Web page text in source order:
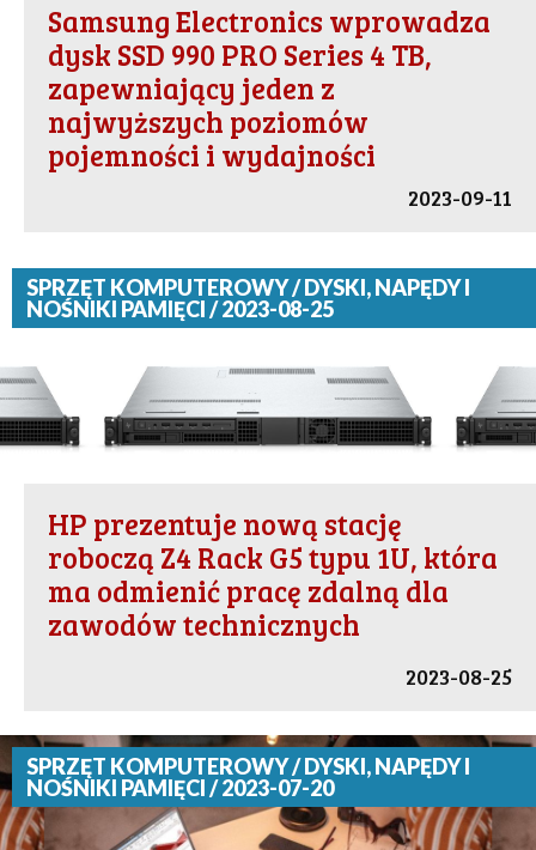
Samsung Electronics wprowadza
dysk SSD 990 PRO Series 4 TB,
zapewniający jeden z
najwyższych poziomów
pojemności i wydajności
2023-09-11
SPRZĘT KOMPUTEROWY / DYSKI, NAPĘDY I
NOŚNIKI PAMIĘCI / 2023-08-25
HP prezentuje nową stację
roboczą Z4 Rack G5 typu 1U, która
ma odmienić pracę zdalną dla
zawodów technicznych
2023-08-25
SPRZĘT KOMPUTEROWY / DYSKI, NAPĘDY I
NOŚNIKI PAMIĘCI / 2023-07-20